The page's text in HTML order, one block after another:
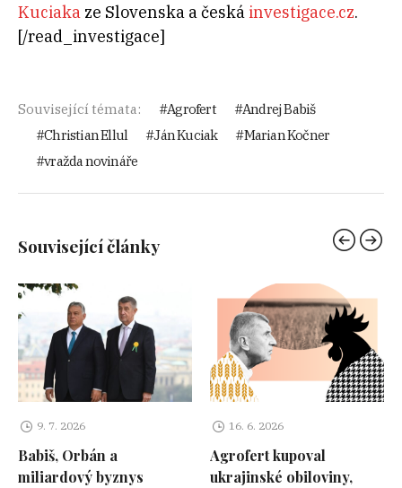
Kuciaka ze Slovenska a česká investigace.cz.
[/read_investigace]
Související témata: Agrofert
Andrej Babiš
Christian Ellul
Ján Kuciak
Marian Kočner
vražda novináře
Související články
9. 7. 2026
Babiš, Orbán a
miliardový byznys
16. 6. 2026
Agrofert kupoval
ukrajinské obiloviny,